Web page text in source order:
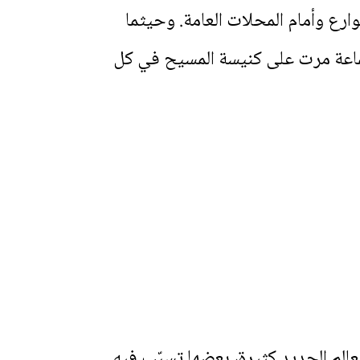
وأمام المحلات العامة. وحيثما
مرت على كنيسة المسيح في كل